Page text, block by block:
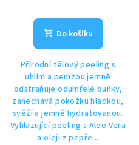
Do košíku
Přírodní tělový peeling s
uhlím a pemzou jemně
odstraňuje odumřelé buňky,
zanechává pokožku hladkou,
svěží a jemně hydratovanou.
Vyhlazující peeling s Aloe Vera
a oleji z pepře...